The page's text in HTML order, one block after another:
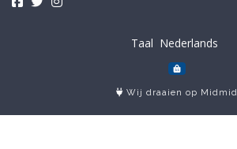
Taal
Wij draaien op Midmid